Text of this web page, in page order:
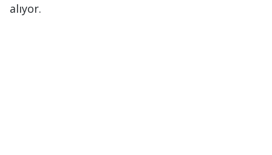
alıyor.